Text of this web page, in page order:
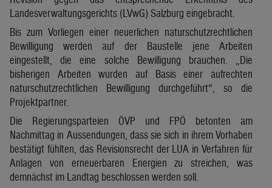
Landesverwaltungsgerichts (LVwG) Salzburg eingebracht.
Bis zum Vorliegen einer neuerlichen naturschutzrechtlichen
Bewilligung werden auf der Baustelle jene Arbeiten
eingestellt, die eine solche Bewilligung brauchen. „Die
bisherigen Arbeiten wurden auf Basis einer aufrechten
naturschutzrechtlichen Bewilligung durchgeführt“, so die
Projektpartner.
Die Regierungsparteien ÖVP und FPÖ betonten am
Nachmittag in Aussendungen, dass sie sich in ihrem Vorhaben
bestätigt fühlten, das Revisionsrecht der LUA in Verfahren für
Anlagen von erneuerbaren Energien zu streichen, was
demnächst im Landtag beschlossen werden soll.